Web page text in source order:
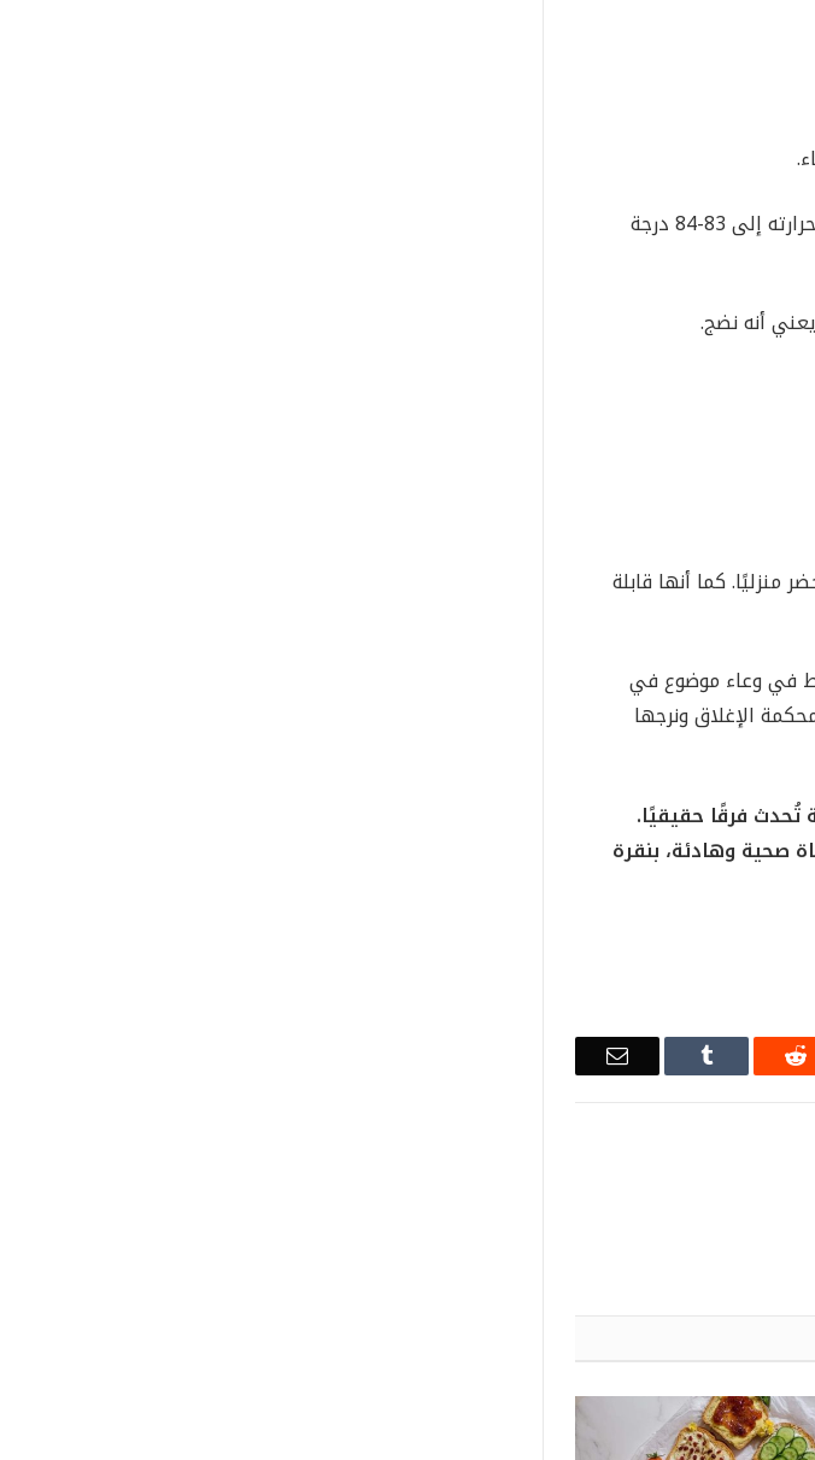
ــ نتوقف عن الطهي عندما يُغطي الكاسترد ظهر الملعقة أو عندما تصل درجة حرارته إلى 83-84 درجة
أنه نضج.
منزليًا. كما أنها قابلة
في وعاء موضوع في
الإغلاق ونرجها
فرقًا حقيقيًا.
صحية وهادئة، بنقرة
Reddit
Tumblr
Email